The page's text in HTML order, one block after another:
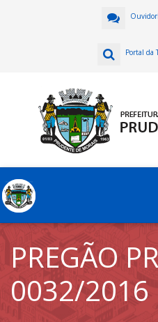
Portal da
PREGÃO
0032/2016